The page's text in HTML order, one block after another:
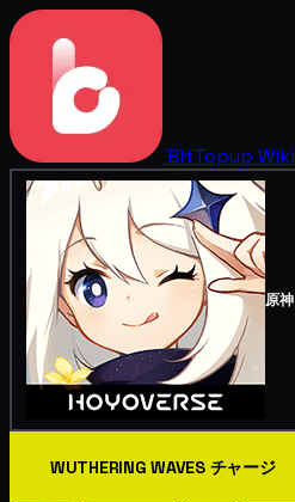
BitTopup Wiki
原神
WUTHERING WAVES チャージ